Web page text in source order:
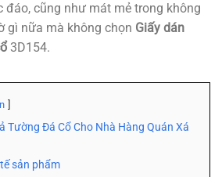
đáo, cũng như mát mẻ trong không
gì nữa mà không chọn Giấy dán
3D154.
Tường Đá Cổ Cho Nhà Hàng Quán Xá
sản phẩm